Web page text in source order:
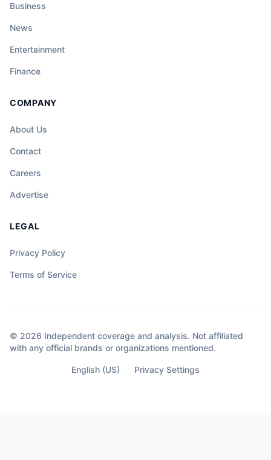
Business
News
Entertainment
Finance
COMPANY
About Us
Contact
Careers
Advertise
LEGAL
Privacy Policy
Terms of Service
© 2026 Independent coverage and analysis. Not affiliated
with any official brands or organizations mentioned.
English (US) Privacy Settings